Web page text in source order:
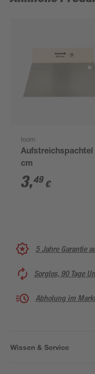
toom
Aufstreichspachtel
cm
3,49 €
5 Jahre Garantie
Sorglos, 90 Tage
Abholung im
Wissen & Service